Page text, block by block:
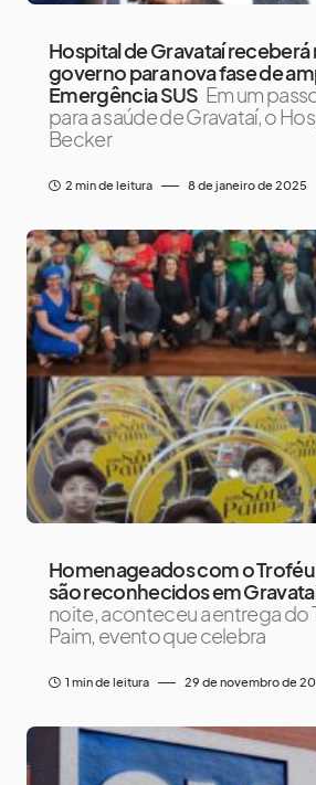
Hospital de Gravataí
governo para nova fase de
Emergência SUS Em um
para a saúde de Gravataí, o
Becker
2 min de leitura 8 de janeiro de 2025
Homenageados com o Troféu
são reconhecidos em
noite, aconteceu a entrega do
Paim, evento que celebra
1 min de leitura 29 de novembro de